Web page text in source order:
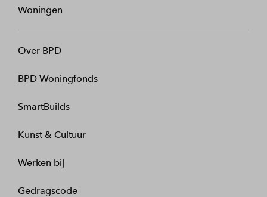
Woningen
Over BPD
BPD Woningfonds
SmartBuilds
Kunst & Cultuur
Werken bij
Gedragscode